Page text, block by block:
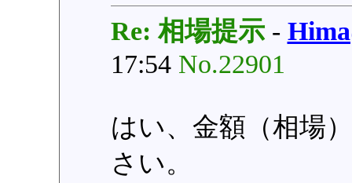
Re: 相場提示-
17:54 No.22901
はい、金額（相場
さい。